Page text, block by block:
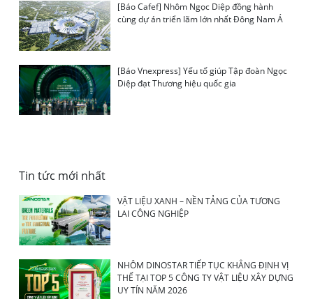
[Báo Cafef] Nhôm Ngọc Diệp đồng hành
cùng dự án triển lãm lớn nhất Đông Nam Á
[Báo Vnexpress] Yếu tố giúp Tập đoàn Ngọc
Diệp đạt Thương hiệu quốc gia
Tin tức mới nhất
VẬT LIỆU XANH – NỀN TẢNG CỦA TƯƠNG
LAI CÔNG NGHIỆP
NHÔM DINOSTAR TIẾP TỤC KHẲNG ĐỊNH VỊ
THẾ TẠI TOP 5 CÔNG TY VẬT LIỆU XÂY DỰNG
UY TÍN NĂM 2026